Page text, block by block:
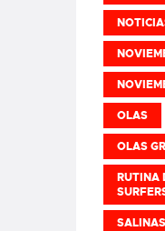
OLAS
OLAS
RUTINA
SALINAS